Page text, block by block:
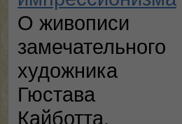
О живописи
замечательного
художника
Гюстава
Кайботта,